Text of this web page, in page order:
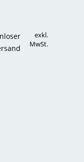
exkl.
MwSt.